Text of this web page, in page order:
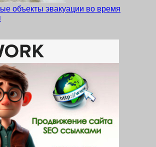
объекты эвакуации во время